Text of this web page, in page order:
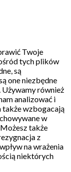
Twoje
tych plików
są
one niezbędne
Używamy również
analizować i
także wzbogacają
w
Możesz także
z
na wrażenia
niektórych